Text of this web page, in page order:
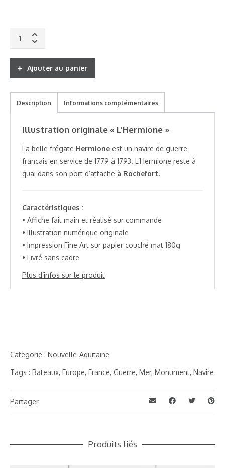
L'Hermione
Ajouter au panier
Description Informations complémentaires
Illustration originale « L’Hermione »
La belle frégate Hermione est un navire de guerre
français en service de 1779 à 1793. L’Hermione reste à
quai dans son port d’attache à Rochefort.
Caractéristiques :
• Affiche fait main et réalisé sur commande
• Illustration numérique originale
• Impression Fine Art sur papier couché mat 180g
• Livré sans cadre
Plus d’infos sur le produit
Categorie : Nouvelle-Aquitaine
Tags : Bateaux, Europe, France, Guerre, Mer, Monument, Navire
Partager
Produits liés